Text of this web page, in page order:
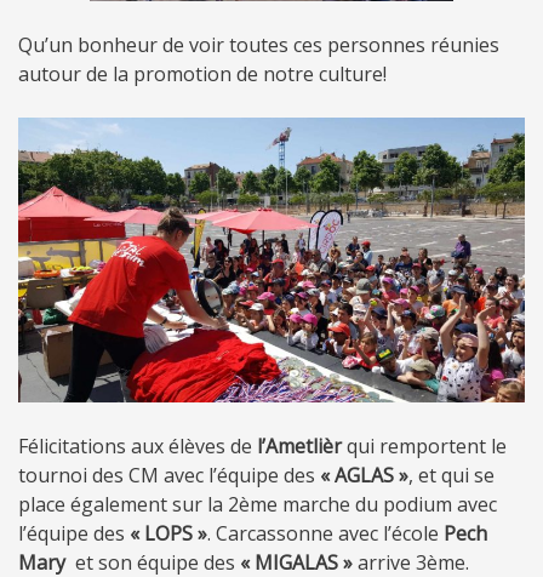
Qu’un bonheur de voir toutes ces personnes réunies
autour de la promotion de notre culture!
Félicitations aux élèves de l’Ametlièrqui remportent le
tournoi des CM avec l’équipe des « AGLAS », et qui se
place également sur la 2ème marche du podium avec
l’équipe des « LOPS ». Carcassonne avec l’école Pech
Maryet son équipe des « MIGALAS »arrive 3ème.